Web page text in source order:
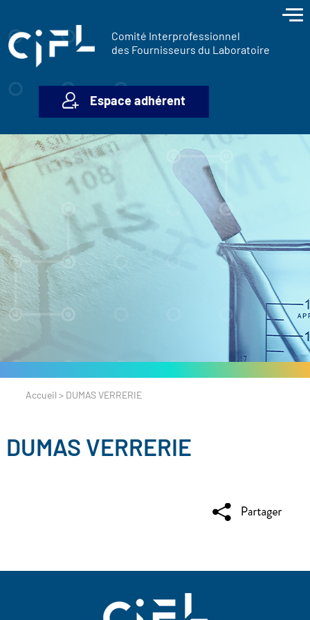
Comité Interprofessionnel
des Fournisseurs du Laboratoire
Espace adhérent
Accueil > DUMAS VERRERIE
DUMAS VERRERIE